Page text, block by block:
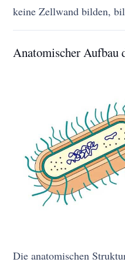
keine Zellwand bilden,
Anatomischer Aufbau
Die anatomischen